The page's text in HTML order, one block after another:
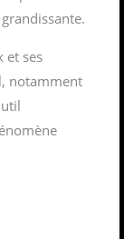
et ses
notamment